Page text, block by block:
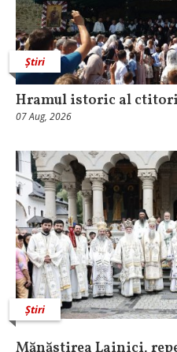
Știri
Hramul istoric al
07 Aug, 2026
Știri